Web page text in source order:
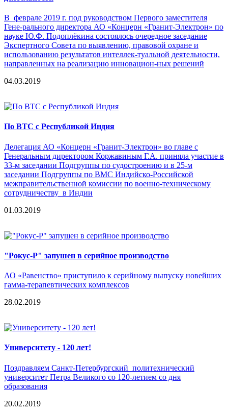
В феврале 2019 г. под руководством Первого заместителя
Гене-рального директора АО «Концерн «Гранит-Электрон» по
науке Ю.Ф. Подоплёкина состоялось очередное заседание
Экспертного Совета по выявлению, правовой охране и
использованию результатов интеллек-туальной деятельности,
направленных на реализацию инновацион-ных решений
04.03.2019
По ВТС с Республикой Индия
Делегация АО «Концерн «Гранит-Электрон» во главе с
Генеральным директором Коржавиным Г.А. приняла участие в
33-м заседании Подгруппы по судостроению и в 25-м
заседании Подгруппы по ВМС Индийско-Российской
межправительственной комиссии по военно-техническому
сотрудничеству в Индии
01.03.2019
"Рокус-Р" запушен в серийное производство
АО «Равенство» приступило к серийному выпуску новейших
гамма-терапевтических комплексов
28.02.2019
Университету - 120 лет!
Поздравляем Санкт-Петербургский политехнический
университет Петра Великого со 120-летием со дня
образования
20.02.2019